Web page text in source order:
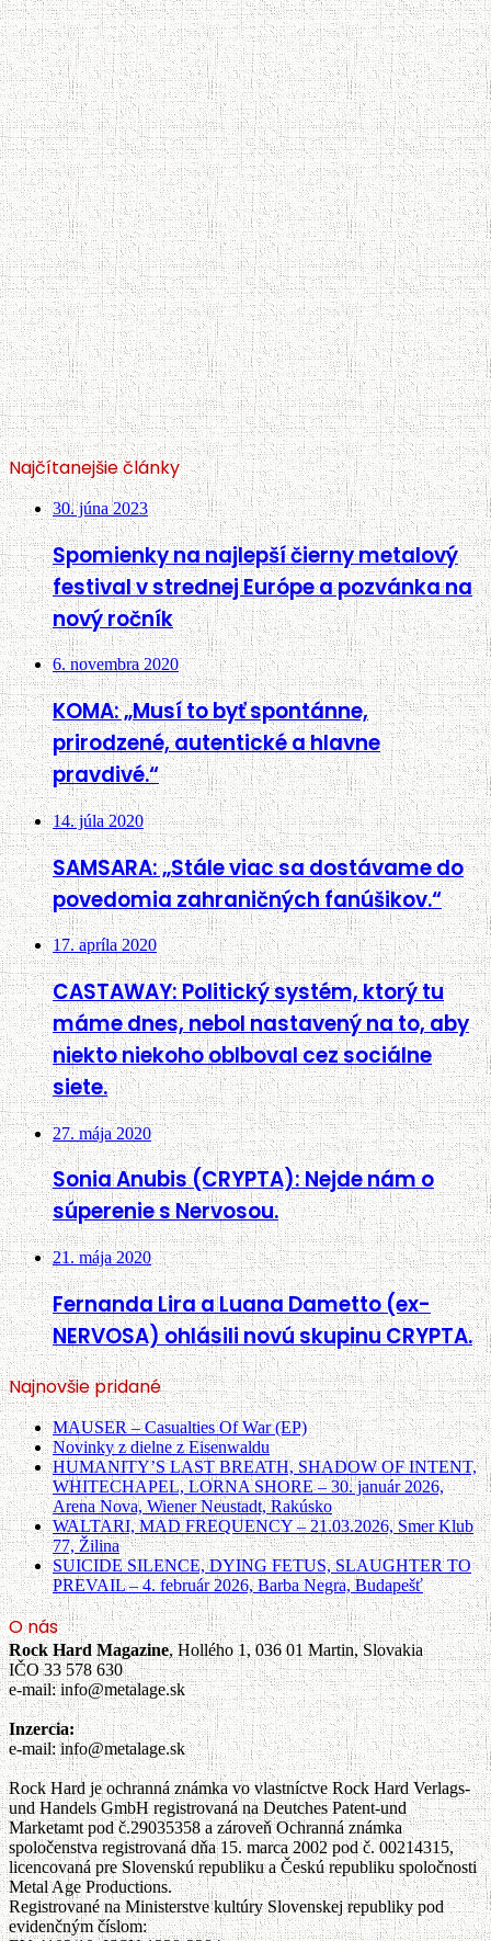
Najčítanejšie články
30. júna 2023
Spomienky na najlepší čierny metalový
festival v strednej Európe a pozvánka na
nový ročník
6. novembra 2020
KOMA: „Musí to byť spontánne,
prirodzené, autentické a hlavne
pravdivé.“
14. júla 2020
SAMSARA: „Stále viac sa dostávame do
povedomia zahraničných fanúšikov.“
17. apríla 2020
CASTAWAY: Politický systém, ktorý tu
máme dnes, nebol nastavený na to, aby
niekto niekoho oblboval cez sociálne
siete.
27. mája 2020
Sonia Anubis (CRYPTA): Nejde nám o
súperenie s Nervosou.
21. mája 2020
Fernanda Lira a Luana Dametto (ex-
NERVOSA) ohlásili novú skupinu CRYPTA.
Najnovšie pridané
MAUSER – Casualties Of War (EP)
Novinky z dielne z Eisenwaldu
HUMANITY’S LAST BREATH, SHADOW OF INTENT,
WHITECHAPEL, LORNA SHORE – 30. január 2026,
Arena Nova, Wiener Neustadt, Rakúsko
WALTARI, MAD FREQUENCY – 21.03.2026, Smer Klub
77, Žilina
SUICIDE SILENCE, DYING FETUS, SLAUGHTER TO
PREVAIL – 4. február 2026, Barba Negra, Budapešť
O nás
Rock Hard Magazine, Hollého 1, 036 01 Martin, Slovakia
IČO 33 578 630
e-mail: info@metalage.sk
Inzercia:
e-mail: info@metalage.sk
Rock Hard je ochranná známka vo vlastníctve Rock Hard Verlags-
und Handels GmbH registrovaná na Deutches Patent-und
Marketamt pod č.29035358 a zároveň Ochranná známka
spoločenstva registrovaná dňa 15. marca 2002 pod č. 00214315,
licencovaná pre Slovenskú republiku a Českú republiku spoločnosti
Metal Age Productions.
Registrované na Ministerstve kultúry Slovenskej republiky pod
evidenčným číslom: